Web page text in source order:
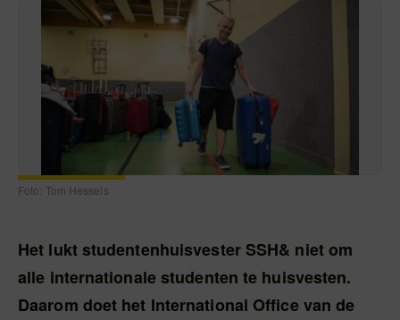
Foto: Tom Hessels
Het lukt studentenhuisvester SSH& niet om
alle internationale studenten te huisvesten.
Daarom doet het International Office van de